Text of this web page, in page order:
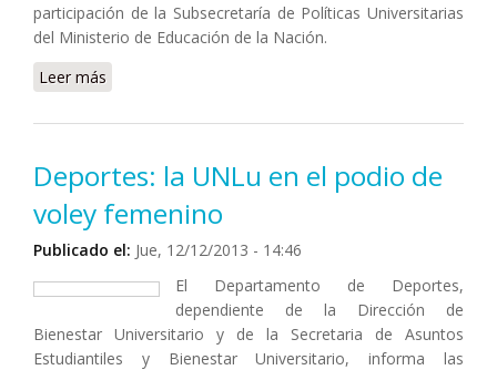
participación de la Subsecretaría de Políticas Universitarias
del Ministerio de Educación de la Nación.
Leer más
Deportes: la UNLu en el podio de
voley femenino
Publicado el: Jue, 12/12/2013 - 14:46
El Departamento de Deportes,
dependiente de la Dirección de
Bienestar Universitario y de la Secretaria de Asuntos
Estudiantiles y Bienestar Universitario, informa las